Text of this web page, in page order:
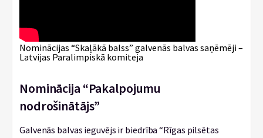
Nominācijas “Skaļākā balss” galvenās balvas saņēmēji –
Latvijas Paralimpiskā komiteja
Nominācija “Pakalpojumu
nodrošinātājs”
Galvenās balvas ieguvējs ir biedrība “Rīgas pilsētas